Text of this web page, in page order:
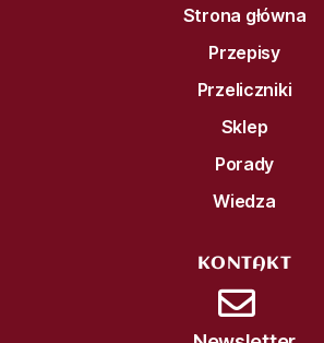
Strona główna
Przepisy
Przeliczniki
Sklep
Porady
Wiedza
KONTAKT